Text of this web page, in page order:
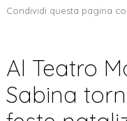
Condividi questa pagina
Al Teatro
Sabina